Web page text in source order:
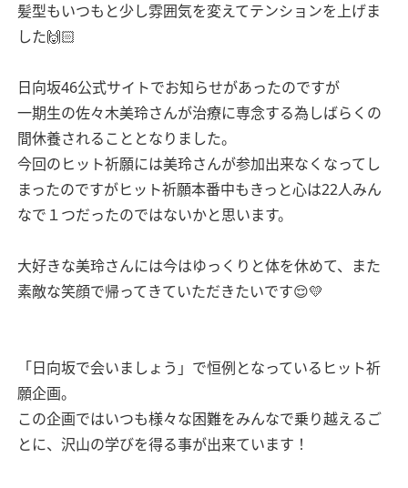
髪型もいつもと少し雰囲気を変えてテンションを上げま
した🙌🏻
日向坂46公式サイトでお知らせがあったのですが
一期生の佐々木美玲さんが治療に専念する為しばらくの
間休養されることとなりました。
今回のヒット祈願には美玲さんが参加出来なくなってし
まったのですがヒット祈願本番中もきっと心は22人みん
なで１つだったのではないかと思います。
大好きな美玲さんには今はゆっくりと体を休めて、また
素敵な笑顔で帰ってきていただきたいです😌💛
「日向坂で会いましょう」で恒例となっているヒット祈
願企画。
この企画ではいつも様々な困難をみんなで乗り越えるご
とに、沢山の学びを得る事が出来ています！